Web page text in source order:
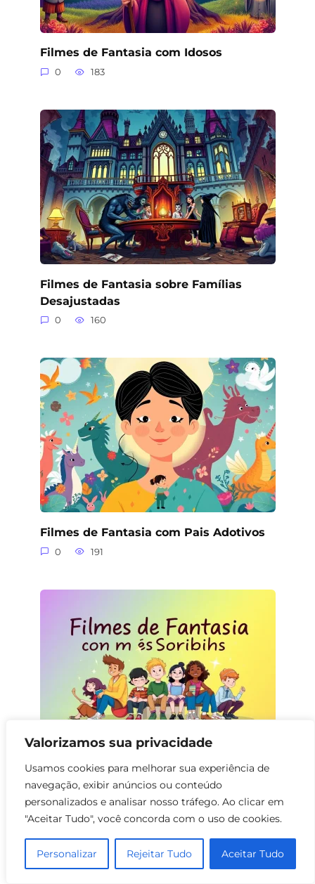
Valorizamos sua privacidade
Usamos cookies para melhorar sua experiência de
navegação, exibir anúncios ou conteúdo
personalizados e analisar nosso tráfego. Ao clicar em
"Aceitar Tudo", você concorda com o uso de cookies.
Personalizar Rejeitar Tudo Aceitar Tudo
Filmes de Fantasia com Idosos
0 183
Filmes de Fantasia sobre Famílias
Desajustadas
0 160
Filmes de Fantasia com Pais Adotivos
0 191
Filmes de Fantasia com Sobrinhos
0 151